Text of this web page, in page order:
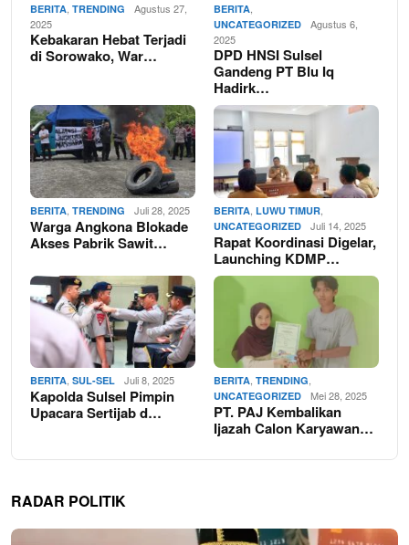
BERITA TRENDING
Agustus 27,
2025
Kebakaran Hebat Terjadi
di Sorowako, War…
BERITA
UNCATEGORIZED
Agustus 6,
2025
DPD HNSI Sulsel
Gandeng PT Blu Iq
Hadirk…
BERITA TRENDING Juli 28, 2025
Warga Angkona Blokade
Akses Pabrik Sawit…
BERITA LUWU TIMUR
UNCATEGORIZED Juli 14, 2025
Rapat Koordinasi Digelar,
Launching KDMP…
BERITA SUL-SEL Juli 8, 2025
Kapolda Sulsel Pimpin
Upacara Sertijab d…
BERITA TRENDING
UNCATEGORIZED Mei 28, 2025
PT. PAJ Kembalikan
Ijazah Calon Karyawan…
RADAR POLITIK